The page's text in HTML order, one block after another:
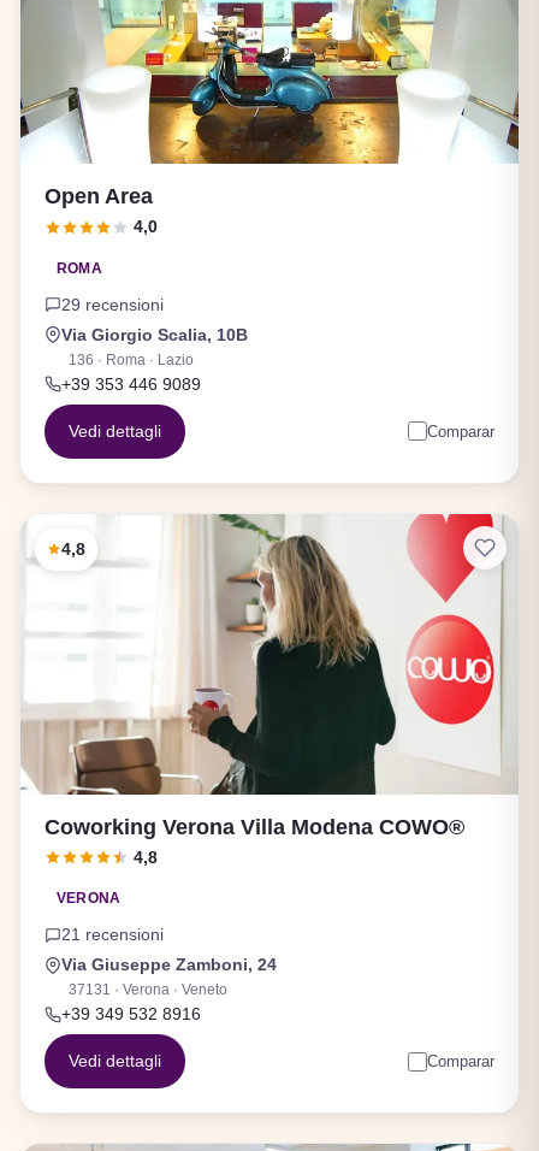
Open Area
4,0
ROMA
29 recensioni
Via Giorgio Scalia, 10B
136 · Roma · Lazio
+39 353 446 9089
Vedi dettagli Comparar
4,8
Coworking Verona Villa Modena COWO®
4,8
VERONA
21 recensioni
Via Giuseppe Zamboni, 24
37131 · Verona · Veneto
+39 349 532 8916
Vedi dettagli Comparar